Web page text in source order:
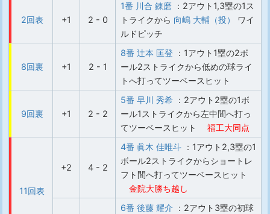
2回表 +1 2 - 0
1番 川合 錬磨 ：2アウト1,3塁の1ス
トライクから 向嶋 大輔（投）
ワイ
ルドピッチ
8回裏 +1 2 - 1
8番 辻本 匡登 ：1アウト1塁の2ボ
ール2ストライクから低めの球ライ
トへ打ってツーベースヒット
9回裏 +1 2 - 2
5番 早川 秀希 ：2アウト2塁の1ボ
ール1ストライクから左中間へ打っ
てツーベースヒット
福工大同点
11回表
+2 4 - 2
4番 眞木 佳唯斗 ：1アウト2,3塁の1
ボール2ストライクからショートレ
フト間へ打ってツーベースヒット
金院大勝ち越し
6番 後藤 耀介 ：2アウト3塁の初球